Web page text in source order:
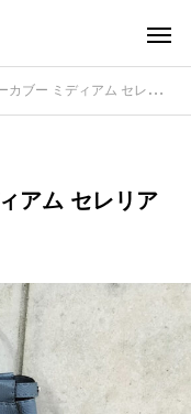
ディアム セレリア 8BN290 買取実績
アム セレリア